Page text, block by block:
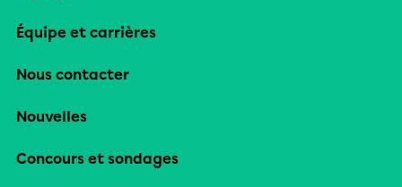
Équipe et carrières
Nous contacter
Nouvelles
Concours et sondages